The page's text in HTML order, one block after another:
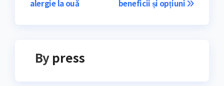
în
beneficii și opțiuni
alergie la ouă
By press